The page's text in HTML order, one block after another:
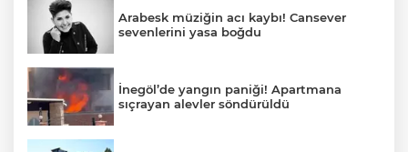
Arabesk müziğin acı kaybı! Cansever
sevenlerini yasa boğdu
İnegöl’de yangın paniği! Apartmana
sıçrayan alevler söndürüldü